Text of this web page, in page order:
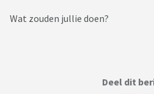
Wat zouden jullie doen?
Deel dit